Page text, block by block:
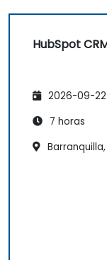
HubSpot
2026-09-
7 horas
Barranquilla,